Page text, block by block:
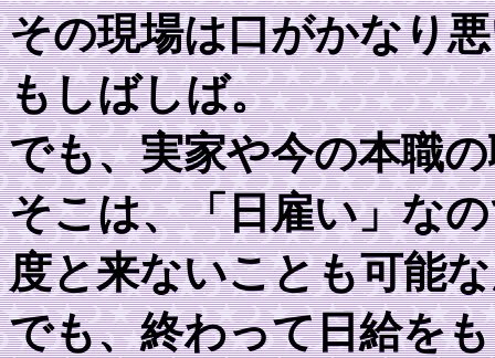
その現場は口がかなり
もしばしば。
でも、実家や今の本職
そこは、「日雇い」な
度と来ないことも可能
でも、終わって日給を